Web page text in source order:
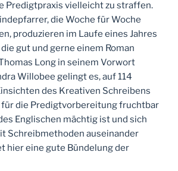
Predigtpraxis vielleicht zu straffen.
die Woche für Woche
produzieren im Laufe eines Jahres
gut und gerne einem Roman
Long in seinem Vorwort
Willobee gelingt es, auf 114
des Kreativen Schreibens
die Predigtvorbereitung fruchtbar
Englischen mächtig ist und sich
Schreibmethoden auseinander
hier eine gute Bündelung der